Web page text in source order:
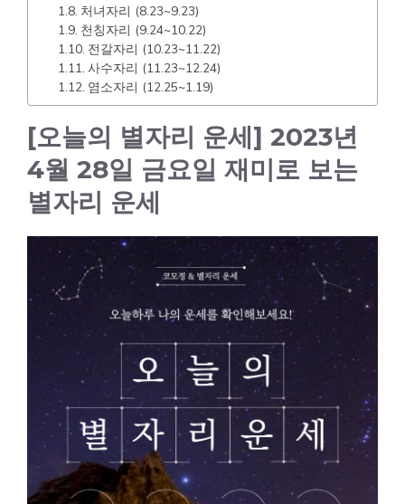
처녀자리 (8.23~9.23)
천칭자리 (9.24~10.22)
전갈자리 (10.23~11.22)
사수자리 (11.23~12.24)
염소자리 (12.25~1.19)
[오늘의 별자리 운세] 2023년
4월 28일 금요일 재미로 보는
별자리 운세